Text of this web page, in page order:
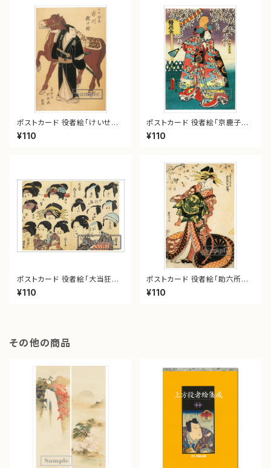
ポストカード 役者絵「けいせい
はるのとり」
¥110
ポストカード 役者絵「京鹿子娘
道成寺」
¥110
ポストカード 役者絵「大当狂言
尽」
¥110
ポストカード 役者絵「助六所縁
江戸桜」
¥110
その他の商品